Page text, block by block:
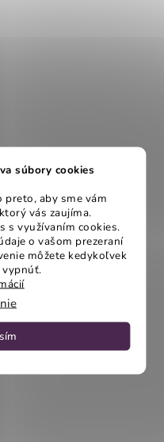
súbory cookies
aby sme vám
vás zaujíma.
s využívaním cookies.
o vašom prezeraní
môžete kedykoľvek